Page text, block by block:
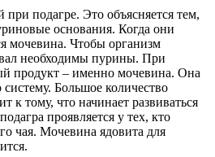
подагре. Это объясняется тем,
основания. Когда они
мочевина. Чтобы организм
необходимы пурины. При
продукт – именно мочевина. Она
Большое количество
к тому, что начинает развиваться
проявляется у тех, кто
чая. Мочевина ядовита для